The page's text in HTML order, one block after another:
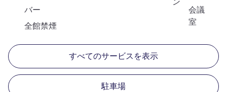
バー
会議
室
全館禁煙
すべてのサービスを表示
駐車場